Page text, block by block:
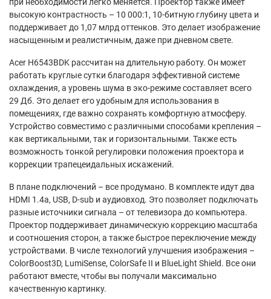
высокую контрастность – 10 000:1, 10-битную глубину цвета и
поддерживает до 1,07 млрд оттенков. Это делает изображение
насыщенным и реалистичным, даже при дневном свете.
Acer H6543BDK рассчитан на длительную работу. Он может
работать круглые сутки благодаря эффективной системе
охлаждения, а уровень шума в эко-режиме составляет всего
29 Дб. Это делает его удобным для использования в
помещениях, где важно сохранять комфортную атмосферу.
Устройство совместимо с различными способами крепления –
как вертикальными, так и горизонтальными. Также есть
возможность тонкой регулировки положения проектора и
коррекции трапецеидальных искажений.
В плане подключений – все продумано. В комплекте идут два
HDMI 1.4a, USB, D-sub и аудиовход. Это позволяет подключать
разные источники сигнала – от телевизора до компьютера.
Проектор поддерживает динамическую коррекцию масштаба
и соотношения сторон, а также быстрое переключение между
устройствами. В числе технологий улучшения изображения –
ColorBoost3D, LumiSense, ColorSafe II и BlueLight Shield. Все они
работают вместе, чтобы вы получали максимально
качественную картинку.